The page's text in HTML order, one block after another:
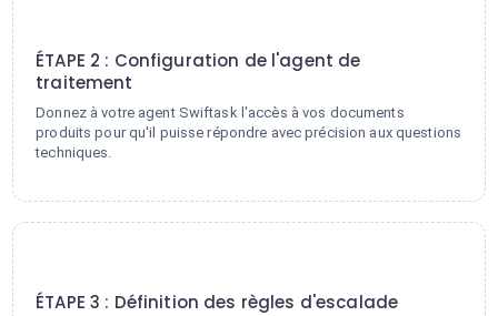
ÉTAPE 2 : Configuration de l'agent de
traitement
Donnez à votre agent Swiftask l'accès à vos documents
produits pour qu'il puisse répondre avec précision aux questions
techniques.
ÉTAPE 3 : Définition des règles d'escalade